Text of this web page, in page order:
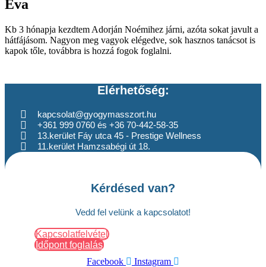
Éva
Kb 3 hónapja kezdtem Adorján Noémihez járni, azóta sokat javult a
hátfájásom. Nagyon meg vagyok elégedve, sok hasznos tanácsot is
kapok tőle, továbbra is hozzá fogok foglalni.
Elérhetőség:
kapcsolat@gyogymasszort.hu
+361 999 0760 és +36 70-442-58-35
13.kerület Fáy utca 45 - Prestige Wellness
11.kerület Hamzsabégi út 18.
Kérdésed van?
Vedd fel velünk a kapcsolatot!
Kapcsolatfelvétel
Időpont foglalás
Facebook
Instagram